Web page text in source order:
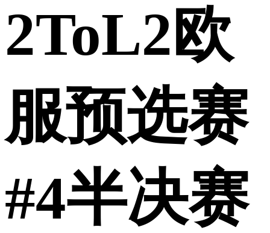
2ToL2欧
服预选赛
#4半决赛